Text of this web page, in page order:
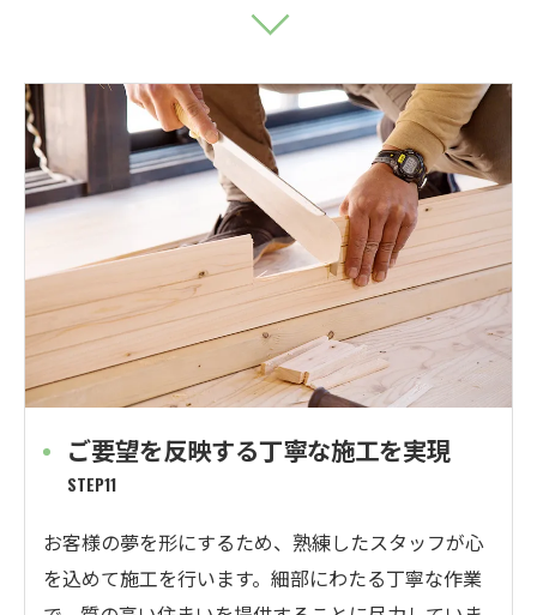
ご要望を反映する丁寧な施工を実現
STEP11
お客様の夢を形にするため、熟練したスタッフが心
を込めて施工を行います。細部にわたる丁寧な作業